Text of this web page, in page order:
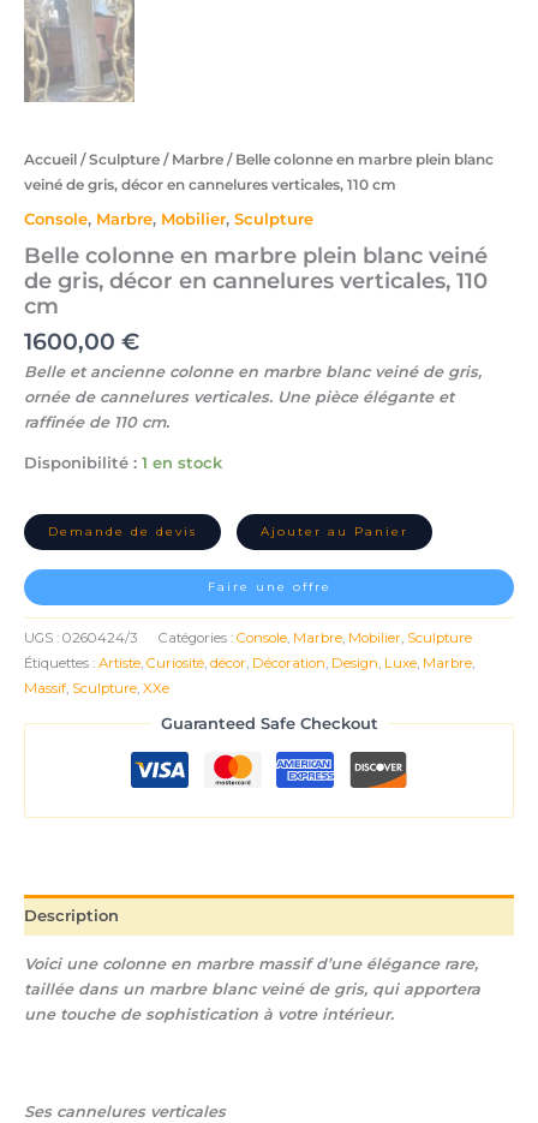
Accueil /Sculpture / Marbre / Belle colonne en marbre plein blanc
veiné de gris, décor en cannelures verticales, 110 cm
Console, Marbre, Mobilier, Sculpture
Belle colonne en marbre plein blanc veiné
de gris, décor en cannelures verticales, 110
cm
1600,00 €
Belle et ancienne colonne en marbre blanc veiné de gris,
ornée de cannelures verticales. Une pièce élégante et
raffinée de 110 cm.
Disponibilité : 1 en stock
Demande de devis Ajouter au Panier
Faire une offre
UGS : 0260424/3 Catégories : Console Marbre Mobilier Sculpture
Étiquettes : Artiste Curiosité décor Décoration Design Luxe Marbre
Massif Sculpture XXe
Guaranteed Safe Checkout
Description
Voici une colonne en marbre massifd’une élégance rare,
taillée dans un marbre blanc veiné de gris, qui apportera
une touche de sophistication à votre intérieur.
Ses cannelures verticales